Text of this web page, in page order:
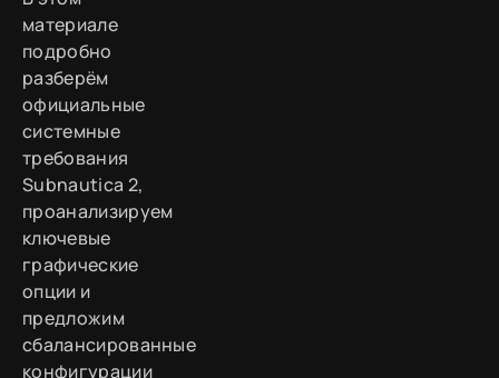
материале
подробно
разберём
официальные
системные
требования
Subnautica 2,
проанализируем
ключевые
графические
опции и
предложим
сбалансированные
конфигурации